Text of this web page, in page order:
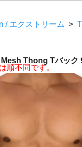
/ エクストリーム >
Thong Tバック
順不同です。